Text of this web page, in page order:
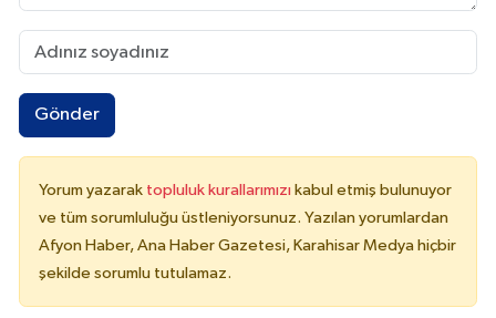
Gönder
Yorum yazarak topluluk kurallarımızı kabul etmiş bulunuyor
ve tüm sorumluluğu üstleniyorsunuz. Yazılan yorumlardan
Afyon Haber, Ana Haber Gazetesi, Karahisar Medya hiçbir
şekilde sorumlu tutulamaz.